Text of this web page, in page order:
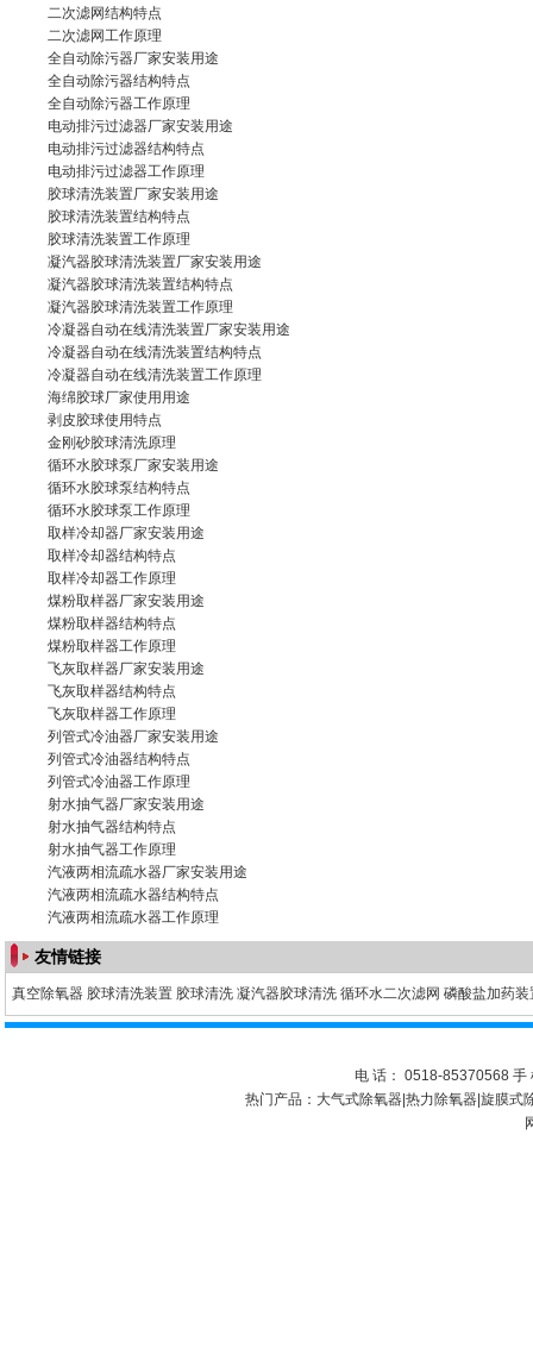
二次滤网结构特点
二次滤网工作原理
全自动除污器厂家安装用途
全自动除污器结构特点
全自动除污器工作原理
电动排污过滤器厂家安装用途
电动排污过滤器结构特点
电动排污过滤器工作原理
胶球清洗装置厂家安装用途
胶球清洗装置结构特点
胶球清洗装置工作原理
凝汽器胶球清洗装置厂家安装用途
凝汽器胶球清洗装置结构特点
凝汽器胶球清洗装置工作原理
冷凝器自动在线清洗装置厂家安装用途
冷凝器自动在线清洗装置结构特点
冷凝器自动在线清洗装置工作原理
海绵胶球厂家使用用途
剥皮胶球使用特点
金刚砂胶球清洗原理
循环水胶球泵厂家安装用途
循环水胶球泵结构特点
循环水胶球泵工作原理
取样冷却器厂家安装用途
取样冷却器结构特点
取样冷却器工作原理
煤粉取样器厂家安装用途
煤粉取样器结构特点
煤粉取样器工作原理
飞灰取样器厂家安装用途
飞灰取样器结构特点
飞灰取样器工作原理
列管式冷油器厂家安装用途
列管式冷油器结构特点
列管式冷油器工作原理
射水抽气器厂家安装用途
射水抽气器结构特点
射水抽气器工作原理
汽液两相流疏水器厂家安装用途
汽液两相流疏水器结构特点
汽液两相流疏水器工作原理
友情链接
真空除氧器 胶球清洗装置 胶球清洗 凝汽器胶球清洗 循环水二次滤网 磷酸盐加药装
电 话： 0518-85370568
热门产品： 大气式除氧器 热力除氧器 旋膜式